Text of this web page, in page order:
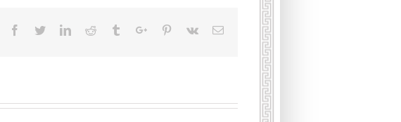
Facebook
TwitterLinkedinReddit TumblrGoogle+Pinterest
Vk Email